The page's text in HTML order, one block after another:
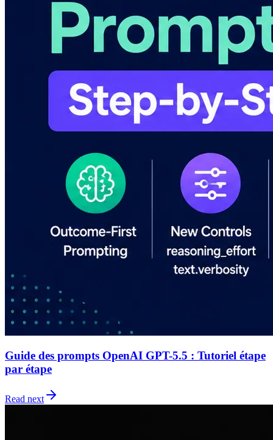
Guide des prompts OpenAI GPT-5.5 : Tutoriel étape
par étape
Read next